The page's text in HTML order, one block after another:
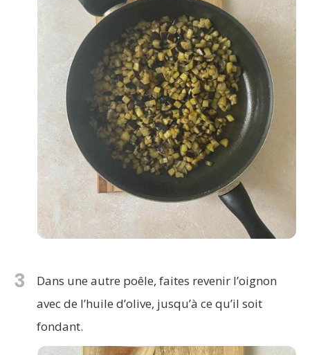
3
Dans une autre poêle, faites revenir l’oignon
avec de l’huile d’olive, jusqu’à ce qu’il soit
fondant.